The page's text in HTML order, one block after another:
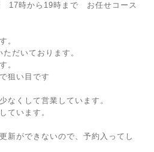
時から19時まで お任せコース
。
だいております。
。
狙い目です
なくして営業しています。
ています。
新ができないので、予約入ってし